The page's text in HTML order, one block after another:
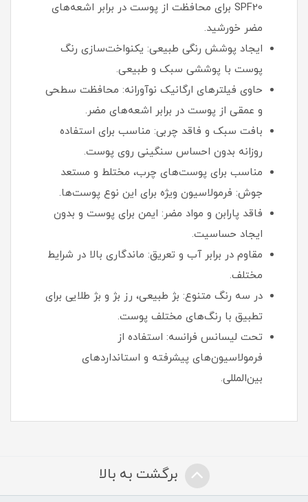
SPF20 برای محافظت از پوست در برابر اشعه‌های
مضر خورشید.
ایجاد پوشش رنگی طبیعی: یکنواخت‌سازی رنگ
پوست با پوششی سبک و طبیعی.
حاوی فیلترهای ارگانیک نوآورانه: محافظت سطحی
و عمقی از پوست در برابر اشعه‌های مضر.
بافت سبک و فاقد چربی: مناسب برای استفاده
روزانه بدون احساس سنگینی روی پوست.
مناسب برای پوست‌های چرب، مختلط و مستعد
جوش: فرمولاسیون ویژه برای این نوع پوست‌ها.
فاقد پارابن و مواد مضر: ایمن برای پوست و بدون
ایجاد حساسیت.
مقاوم در برابر آب و تعریق: ماندگاری بالا در شرایط
مختلف.
در سه رنگ متنوع: بژ طبیعی، رز بژ و بژ طلایی برای
تطبیق با رنگ‌های مختلف پوست.
تحت لیسانس فرانسه: استفاده از
فرمولاسیون‌های پیشرفته و استانداردهای
بین‌المللی.
برگشت به بالا